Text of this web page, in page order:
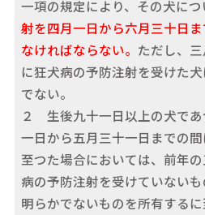
一項の規定により、その犬につ
射を四月一日から六月三十日
なければならない。 ただし、
に狂犬病の予防注射を受けた
でない。
２ 生後九十一日以上の犬であ
一日から五月三十一日までの
至つた場合においては、前年
病の予防注射を受けていない
明らかでないものを所有する